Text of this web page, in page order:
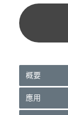
概要
應用